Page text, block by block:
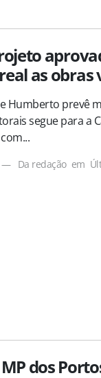
as obras
Humberto prevê
segue para a
— Da redação em
dos